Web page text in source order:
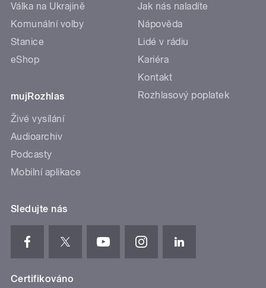
Válka na Ukrajině
Komunální volby
Stanice
eShop
mujRozhlas
Živé vysílání
Audioarchiv
Podcasty
Mobilní aplikace
Jak nás naladíte
Nápověda
Lidé v rádiu
Kariéra
Kontakt
Rozhlasový poplatek
Sledujte nás
Certifikováno